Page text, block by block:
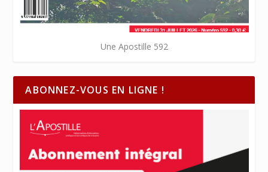
Une Apostille 592
ABONNEZ-VOUS EN LIGNE !